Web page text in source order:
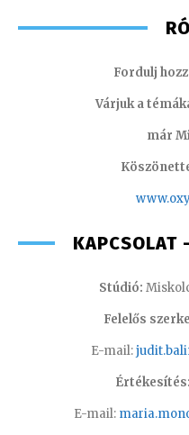
Fordulj
Várjuk a
már
KAPCSOLAT
Stúdió:
Felelős
E-mail:
Értékesítés:
E-mail: